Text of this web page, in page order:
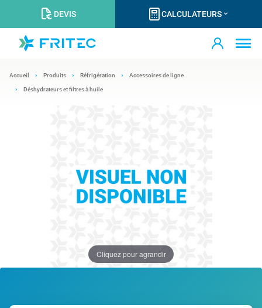
DEVIS CALCULATEURS
Accueil Produits Réfrigération Accessoires de ligne
Déshydrateurs et filtres à huile
Cliquez pour agrandir